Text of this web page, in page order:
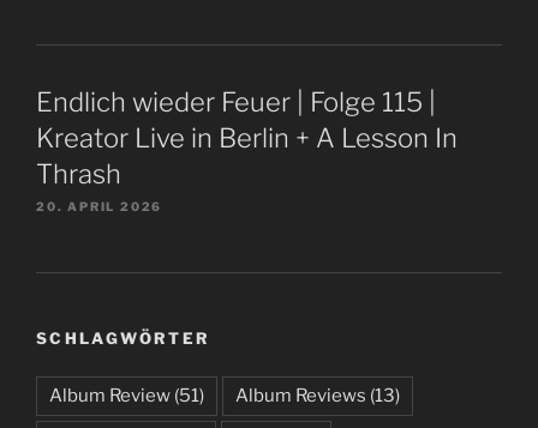
Endlich wieder Feuer | Folge 115 |
Kreator Live in Berlin + A Lesson In
Thrash
20. APRIL 2026
SCHLAGWÖRTER
Album Review (51) Album Reviews (13)